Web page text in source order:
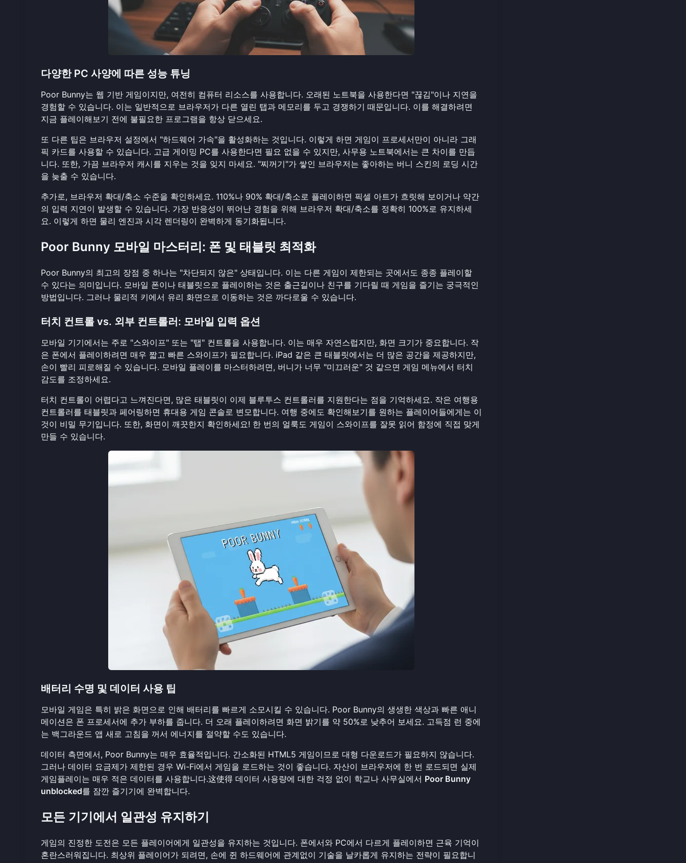
다양한 PC 사양에 따른 성능 튜닝
Poor Bunny는 웹 기반 게임이지만, 여전히 컴퓨터 리소스를 사용합니다. 오래된 노트북을 사용한다면 "끊김"이나 지연을
경험할 수 있습니다. 이는 일반적으로 브라우저가 다른 열린 탭과 메모리를 두고 경쟁하기 때문입니다. 이를 해결하려면
지금 플레이해보기 전에 불필요한 프로그램을 항상 닫으세요.
또 다른 팁은 브라우저 설정에서 "하드웨어 가속"을 활성화하는 것입니다. 이렇게 하면 게임이 프로세서만이 아니라 그래
픽 카드를 사용할 수 있습니다. 고급 게이밍 PC를 사용한다면 필요 없을 수 있지만, 사무용 노트북에서는 큰 차이를 만듭
니다. 또한, 가끔 브라우저 캐시를 지우는 것을 잊지 마세요. "찌꺼기"가 쌓인 브라우저는 좋아하는 버니 스킨의 로딩 시간
을 늦출 수 있습니다.
추가로, 브라우저 확대/축소 수준을 확인하세요. 110%나 90% 확대/축소로 플레이하면 픽셀 아트가 흐릿해 보이거나 약간
의 입력 지연이 발생할 수 있습니다. 가장 반응성이 뛰어난 경험을 위해 브라우저 확대/축소를 정확히 100%로 유지하세
요. 이렇게 하면 물리 엔진과 시각 렌더링이 완벽하게 동기화됩니다.
Poor Bunny 모바일 마스터리: 폰 및 태블릿 최적화
Poor Bunny의 최고의 장점 중 하나는 "차단되지 않은" 상태입니다. 이는 다른 게임이 제한되는 곳에서도 종종 플레이할
수 있다는 의미입니다. 모바일 폰이나 태블릿으로 플레이하는 것은 출근길이나 친구를 기다릴 때 게임을 즐기는 궁극적인
방법입니다. 그러나 물리적 키에서 유리 화면으로 이동하는 것은 까다로울 수 있습니다.
터치 컨트롤 vs. 외부 컨트롤러: 모바일 입력 옵션
모바일 기기에서는 주로 "스와이프" 또는 "탭" 컨트롤을 사용합니다. 이는 매우 자연스럽지만, 화면 크기가 중요합니다. 작
은 폰에서 플레이하려면 매우 짧고 빠른 스와이프가 필요합니다. iPad 같은 큰 태블릿에서는 더 많은 공간을 제공하지만,
손이 빨리 피로해질 수 있습니다. 모바일 플레이를 마스터하려면, 버니가 너무 "미끄러운" 것 같으면 게임 메뉴에서 터치
감도를 조정하세요.
터치 컨트롤이 어렵다고 느껴진다면, 많은 태블릿이 이제 블루투스 컨트롤러를 지원한다는 점을 기억하세요. 작은 여행용
컨트롤러를 태블릿과 페어링하면 휴대용 게임 콘솔로 변모합니다. 여행 중에도 확인해보기를 원하는 플레이어들에게는 이
것이 비밀 무기입니다. 또한, 화면이 깨끗한지 확인하세요! 한 번의 얼룩도 게임이 스와이프를 잘못 읽어 함정에 직접 맞게
만들 수 있습니다.
배터리 수명 및 데이터 사용 팁
모바일 게임은 특히 밝은 화면으로 인해 배터리를 빠르게 소모시킬 수 있습니다. Poor Bunny의 생생한 색상과 빠른 애니
메이션은 폰 프로세서에 추가 부하를 줍니다. 더 오래 플레이하려면 화면 밝기를 약 50%로 낮추어 보세요. 고득점 런 중에
는 백그라운드 앱 새로 고침을 꺼서 에너지를 절약할 수도 있습니다.
데이터 측면에서, Poor Bunny는 매우 효율적입니다. 간소화된 HTML5 게임이므로 대형 다운로드가 필요하지 않습니다.
그러나 데이터 요금제가 제한된 경우 Wi-Fi에서 게임을 로드하는 것이 좋습니다. 자산이 브라우저에 한 번 로드되면 실제
게임플레이는 매우 적은 데이터를 사용합니다.这使得 데이터 사용량에 대한 걱정 없이 학교나 사무실에서 Poor Bunny
unblocked를 잠깐 즐기기에 완벽합니다.
모든 기기에서 일관성 유지하기
게임의 진정한 도전은 모든 플레이어에게 일관성을 유지하는 것입니다. 폰에서와 PC에서 다르게 플레이하면 근육 기억이
혼란스러워집니다. 최상위 플레이어가 되려면, 손에 쥔 하드웨어에 관계없이 기술을 날카롭게 유지하는 전략이 필요합니